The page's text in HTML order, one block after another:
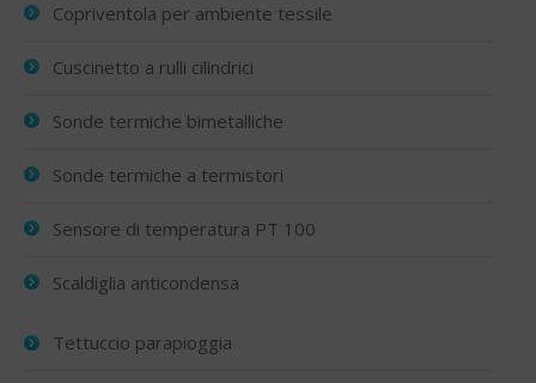
Copriventola per ambiente tessile
Cuscinetto a rulli cilindrici
Sonde termiche bimetalliche
Sonde termiche a termistori
Sensore di temperatura PT 100
Scaldiglia anticondensa
Tettuccio parapioggia